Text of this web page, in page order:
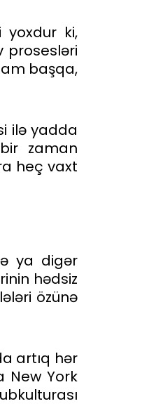
yoxdur ki,
prosesləri
başqa,
ilə yadda
zaman
heç vaxt
ya digər
hədsiz
özünə
artıq hər
New York